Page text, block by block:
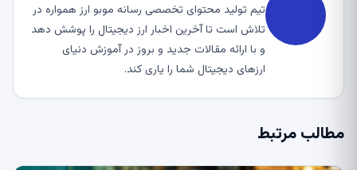
تیم تولید محتوای تخصصی رسانه موبو ارز همواره در
تلاش است تا آخرین اخبار ارز دیجیتال را پوشش دهد
و با ارائه مقالات جدید و بروز در آموزش دنیای
ارزهای دیجیتال شما را یاری کند.
مطالب مرتبط